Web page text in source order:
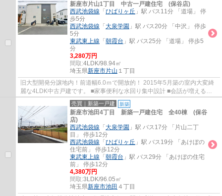
新座市片山1丁目 中古一戸建住宅 (保谷店)
西武池袋線 「 ひばりヶ丘 」駅 バス11分 「道場」 停
歩5分
西武池袋線 「 大泉学園 」駅 バス20分 「中沢」 停歩
5分
東武東上線 「 朝霞台 」駅 バス25分 「道場」 停歩5
分
3,280万円
間取:4LDK/98.94㎡
埼玉県新座市片山 １丁目
旧大型開発分譲地内！前道幅6.0ｍで開放的！ 2015年5月築の室内大変綺
麗な4LDK中古戸建です。 ■家事便利な水回り集中設計 ■会話が増えるリ
ビングイン階段 ■ウォークインクローゼット ...
売買｜新築一戸建 新築
新座市池田4丁目 新築一戸建住宅 全40棟 (保谷
店)
西武池袋線 「 大泉学園 」駅 バス17分 「片山二丁
目」 停歩12分
西武池袋線 「 ひばりヶ丘 」駅 バス19分 「あけぼの
住宅前」 停歩12分
東武東上線 「 朝霞台 」駅 バス29分 「あけぼの住宅
前」 停歩12分
4,380万円
間取:3LDK/96.05㎡
埼玉県新座市池田 ４丁目